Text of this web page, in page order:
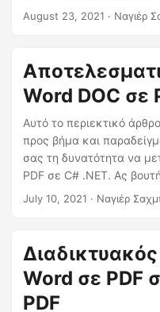
μετατροπή Word σε PDF
August 23, 2021 · Ναγιέρ
Word DOC σε
Αυτό το περιεκτικό
προς βήμα και
σας τη δυνατότητα να
PDF σε C# .NET. Ας
μετασχηματισμού
July 10, 2021 · Ναγιέρ
Word σε PDF
PDF